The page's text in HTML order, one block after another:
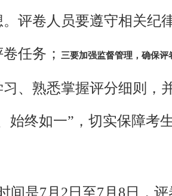
评卷人员要遵守相关纪
任务； 三要加强监督管理，确保评
、熟悉掌握评分细则，
始终如一”，切实保障考
是7月2日至7月8日，评